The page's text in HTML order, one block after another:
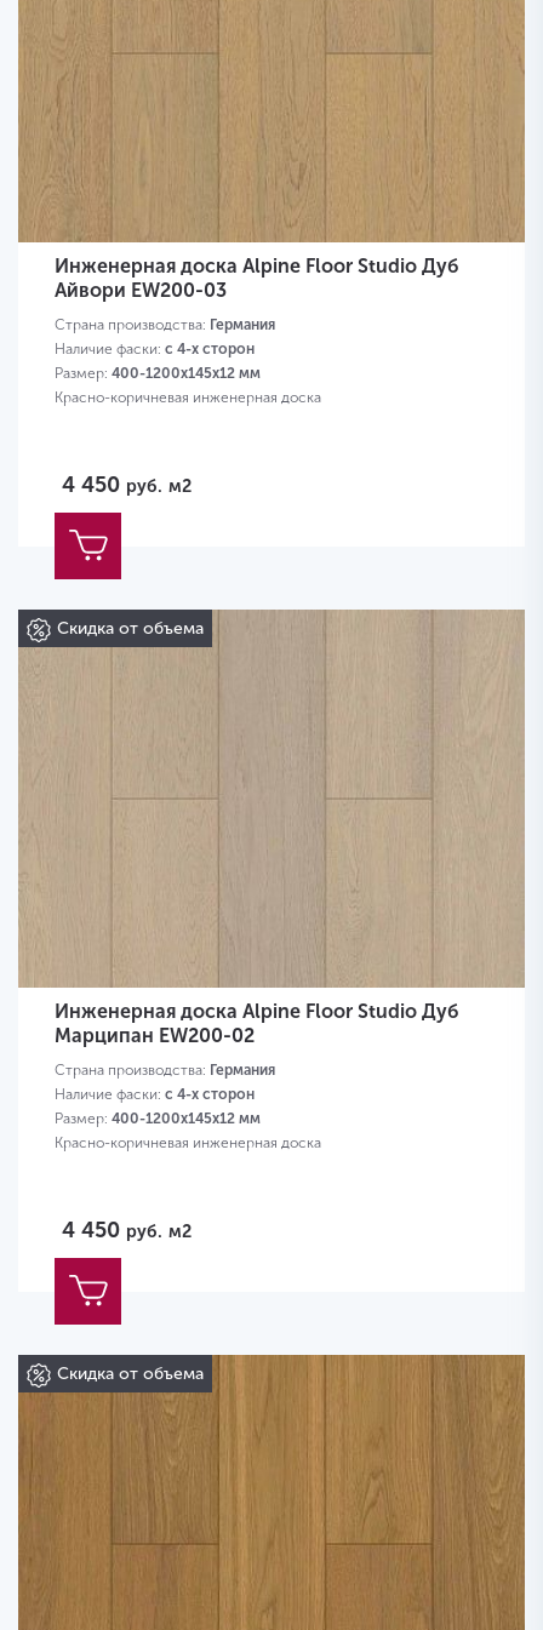
Инженерная доска Alpine Floor Studio Дуб
Айвори EW200-03
Страна производства: Германия
Наличие фаски: с 4-х сторон
Размер: 400-1200х145х12 мм
Красно-коричневая инженерная доска
4 450 руб. м2
Скидка от объема
Инженерная доска Alpine Floor Studio Дуб
Марципан EW200-02
Страна производства: Германия
Наличие фаски: с 4-х сторон
Размер: 400-1200х145х12 мм
Красно-коричневая инженерная доска
4 450 руб. м2
Скидка от объема